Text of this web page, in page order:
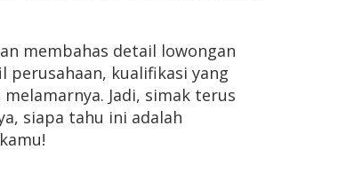
membahas detail lowongan
kualifikasi yang
Jadi, simak terus
siapa tahu ini adalah